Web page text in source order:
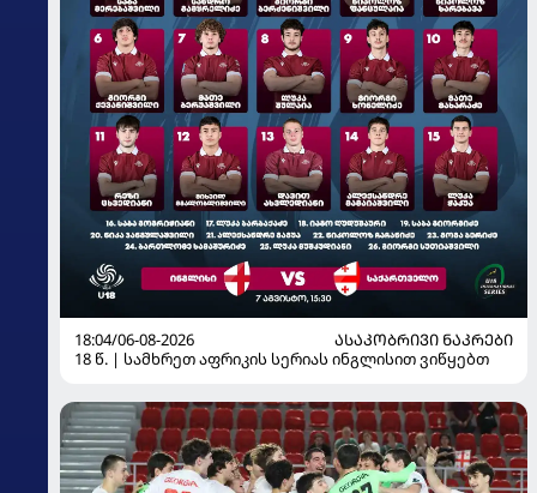
18:04/06-08-2026
ᲐᲡᲐᲙᲝᲑᲠᲘᲕᲘ ᲜᲐᲙᲠᲔᲑᲘ
18 წ. | სამხრეთ აფრიკის სერიას ინგლისით ვიწყებთ